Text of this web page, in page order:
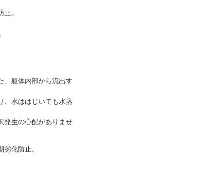
。
、躯体内部から流出す
、水ははじいても水蒸
発生の心配がありませ
化防止。